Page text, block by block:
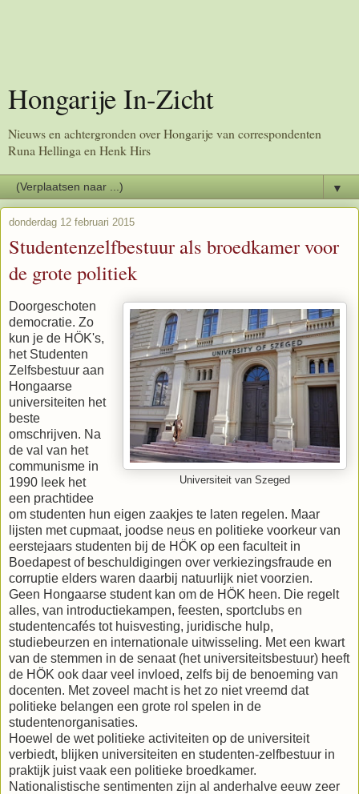
Hongarije In-Zicht
Nieuws en achtergronden over Hongarije van correspondenten
Runa Hellinga en Henk Hirs
▼
donderdag 12 februari 2015
Studentenzelfbestuur als broedkamer voor
de grote politiek
Universiteit van Szeged
Doorgeschoten
democratie. Zo
kun je de HÖK's,
het Studenten
Zelfsbestuur aan
Hongaarse
universiteiten het
beste
omschrijven. Na
de val van het
communisme in
1990 leek het
een prachtidee
om studenten hun eigen zaakjes te laten regelen. Maar
lijsten met cupmaat, joodse neus en politieke voorkeur van
eerstejaars studenten bij de HÖK op een faculteit in
Boedapest of beschuldigingen over verkiezingsfraude en
corruptie elders waren daarbij natuurlijk niet voorzien.
Geen Hongaarse student kan om de HÖK heen. Die regelt
alles, van introductiekampen, feesten, sportclubs en
studentencafés tot huisvesting, juridische hulp,
studiebeurzen en internationale uitwisseling. Met een kwart
van de stemmen in de senaat (het universiteitsbestuur) heeft
de HÖK ook daar veel invloed, zelfs bij de benoeming van
docenten. Met zoveel macht is het zo niet vreemd dat
politieke belangen een grote rol spelen in de
studentenorganisaties.
Hoewel de wet politieke activiteiten op de universiteit
verbiedt, blijken universiteiten en studenten-zelfbestuur in
praktijk juist vaak een politieke broedkamer.
Nationalistische sentimenten zijn al anderhalve eeuw zeer